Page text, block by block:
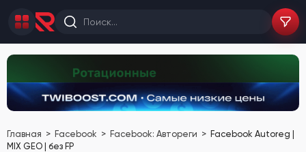
Главная Facebook Facebook: Автореги
Facebook Autoreg |
MIX GEO | без FP